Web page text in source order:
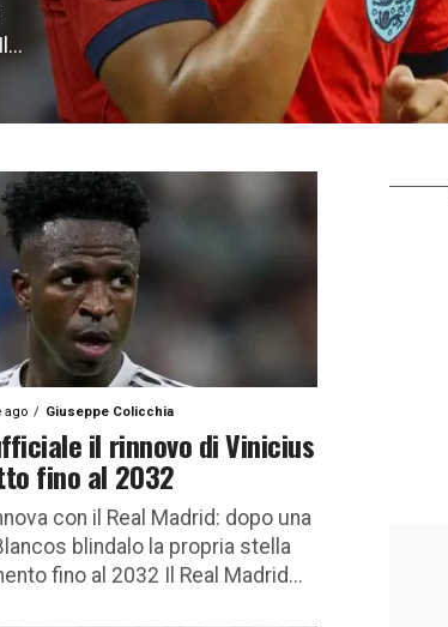
ago Giuseppe Colicchia
il rinnovo di Vinicius
fino al 2032
con il Real Madrid: dopo una
blindalo la propria stella
fino al 2032 Il Real Madrid...